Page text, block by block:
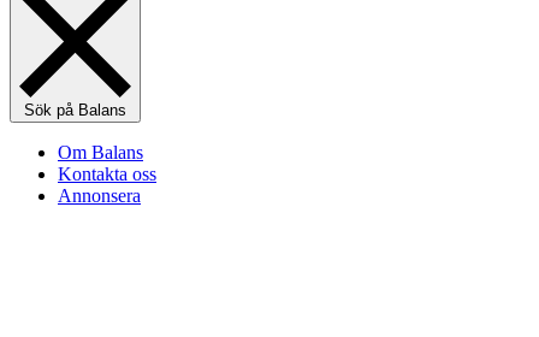
Sök på Balans
Om Balans
Kontakta oss
Annonsera